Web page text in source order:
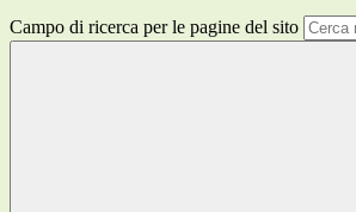
Campo di ricerca per le pagine del sito